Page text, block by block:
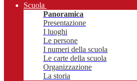
Scuola
Panoramica
Presentazione
I luoghi
Le persone
I numeri della scuola
Le carte della scuola
Organizzazione
La storia